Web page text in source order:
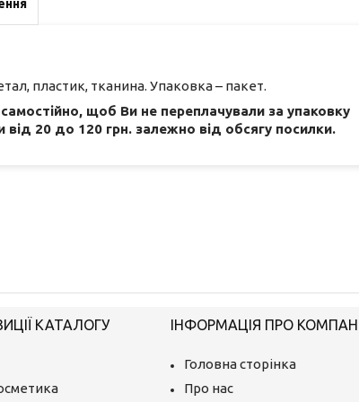
пластик, тканина. Упаковка – пакет.
щоб Ви не переплачували за упаковку
20 до 120 грн. залежно від обсягу посилки.
КАТАЛОГУ ІНФОРМАЦІЯ ПРО
Головна сторінка
Про нас